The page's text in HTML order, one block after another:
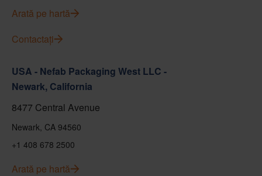
Arată pe hartă
Contactați
USA - Nefab Packaging West LLC -
Newark, California
8477 Central Avenue
Newark, CA 94560
+1 408 678 2500
Arată pe hartă